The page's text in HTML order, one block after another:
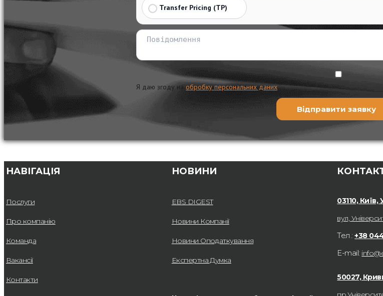
Transfer Pricing (TP)
Я даю згоду наобробку персональних даних
НАВІГАЦІЯ
Послуги
Про компанію
Команда
Вакансії
Контакти
НОВИНИ
EBS DIGEST
Новини Компанії
Новини Оподаткування
Експертна Думка
03110, Київ,
вул,
Тел.:+38
E-mail:
50027,